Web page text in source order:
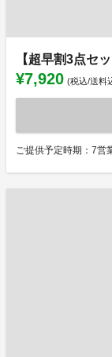
【超早割3点セ
¥7,920 (税込/送料
ご提供予定時期：7営